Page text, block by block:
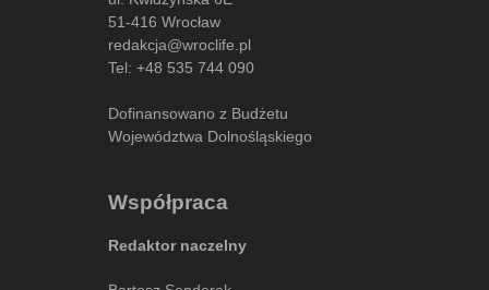
51-416 Wrocław
redakcja@wroclife.pl
Tel: +48 535 744 090
Dofinansowano z Budżetu
Województwa Dolnośląskiego
Współpraca
Redaktor naczelny